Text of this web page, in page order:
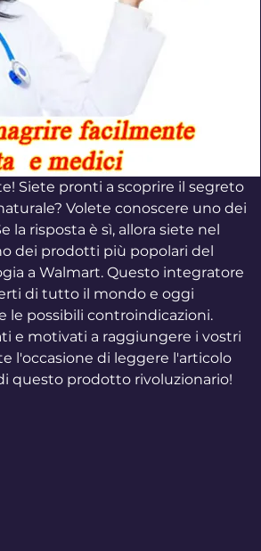
Siete pronti a scoprire il segreto
Volete conoscere uno dei
la risposta è sì, allora siete nel
dei prodotti più popolari del
a Walmart. Questo integratore
di tutto il mondo e oggi
le possibili controindicazioni.
e motivati a raggiungere i vostri
l'occasione di leggere l'articolo
questo prodotto rivoluzionario!